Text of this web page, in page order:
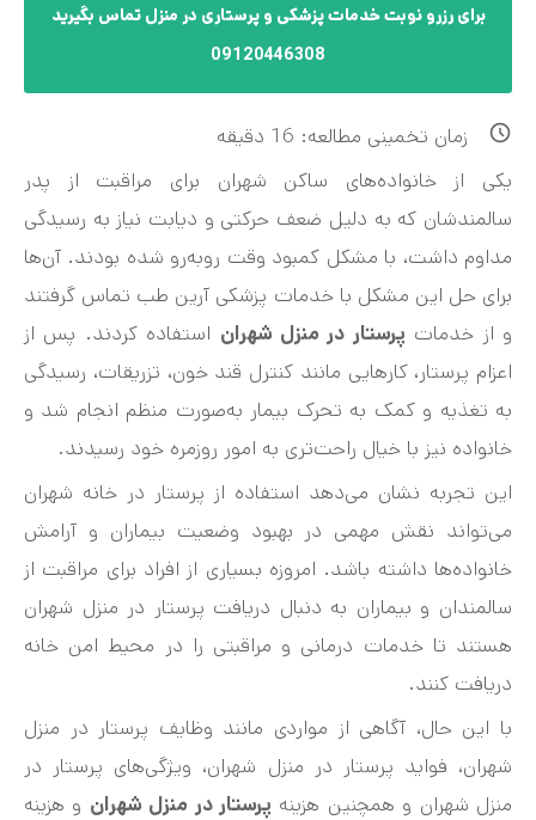
برای رزرو نوبت خدمات پزشکی و پرستاری در منزل تماس بگیرید
09120446308
زمان تخمینی مطالعه: 16 دقیقه
یکی از خانواده‌های ساکن شهران برای مراقبت از پدر
سالمندشان که به دلیل ضعف حرکتی و دیابت نیاز به رسیدگی
مداوم داشت، با مشکل کمبود وقت روبه‌رو شده بودند. آن‌ها
برای حل این مشکل با خدمات پزشکی آرین طب تماس گرفتند
و از خدمات پرستار در منزل شهران استفاده کردند. پس از
اعزام پرستار، کارهایی مانند کنترل قند خون، تزریقات، رسیدگی
به تغذیه و کمک به تحرک بیمار به‌صورت منظم انجام شد و
خانواده نیز با خیال راحت‌تری به امور روزمره خود رسیدند.
این تجربه نشان می‌دهد استفاده از پرستار در خانه شهران
می‌تواند نقش مهمی در بهبود وضعیت بیماران و آرامش
خانواده‌ها داشته باشد. امروزه بسیاری از افراد برای مراقبت از
سالمندان و بیماران به دنبال دریافت پرستار در منزل شهران
هستند تا خدمات درمانی و مراقبتی را در محیط امن خانه
دریافت کنند.
با این حال، آگاهی از مواردی مانند وظایف پرستار در منزل
شهران، فواید پرستار در منزل شهران، ویژگی‌های پرستار در
منزل شهران و همچنین هزینه پرستار در منزل شهران و هزینه